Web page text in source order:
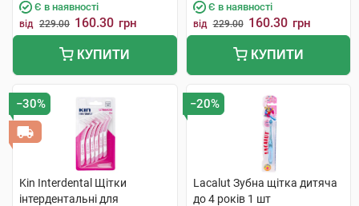
Є в наявності
від 229.00 160.30 грн
КУПИТИ
Є в наявності
від 229.00 160.30 грн
КУПИТИ
−30%
Kin Interdental Щітки
інтердентальні для
−20%
Lacalut Зубна щітка дитяча
до 4 років 1 шт